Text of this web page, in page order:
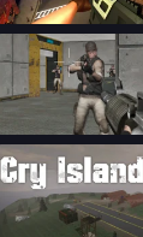
Sniper Strike
Warfare Area